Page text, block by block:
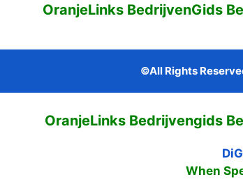
OranjeLinks BedrijvenGids
©All Rights
OranjeLinks Bedrijvengids
When